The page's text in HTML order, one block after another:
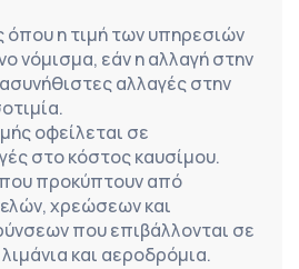
όπου η τιμή των υπηρεσιών
νόμισμα, εάν η αλλαγή στην
αλλαγές στην
οφείλεται σε
στο κόστος καυσίμου.
που προκύπτουν από
χρεώσεων και
που επιβάλλονται σε
και αεροδρόμια.